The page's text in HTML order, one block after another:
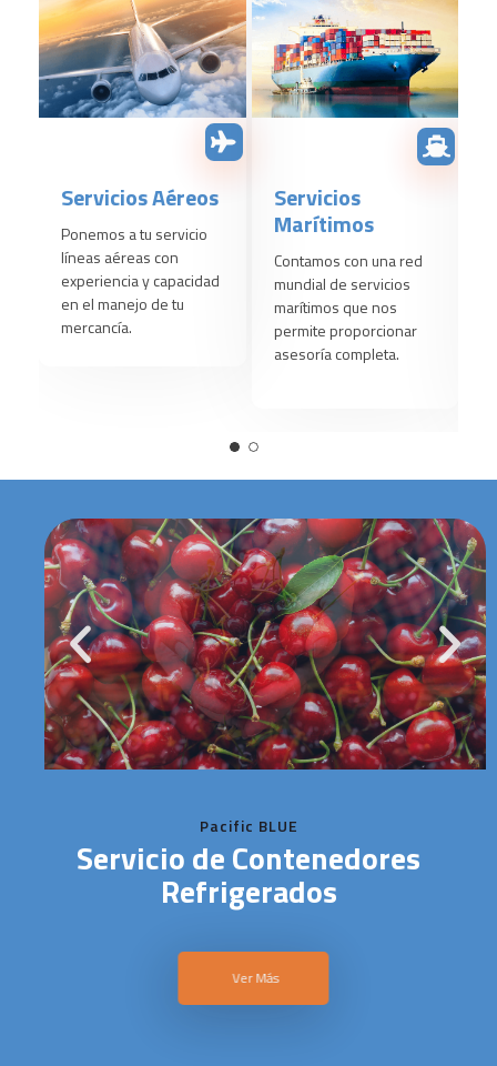
Servicios Aéreos
Ponemos a tu servicio
líneas aéreas con
experiencia y capacidad
en el manejo de tu
mercancía.
Servicios
Marítimos
Contamos con una red
mundial de servicios
marítimos que nos
permite proporcionar
asesoría completa.
Pacific BLUE
Servicio de Contenedores
Refrigerados
Ver Más